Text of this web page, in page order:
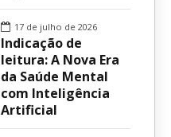
17 de julho de 2026
Indicação de
leitura: A Nova Era
da Saúde Mental
com Inteligência
Artificial